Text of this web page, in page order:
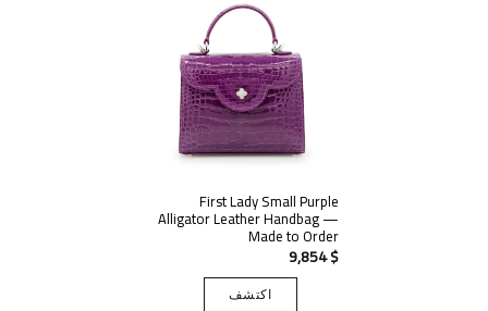
First Lady Small Purple
Alligator Leather Handbag —
Made to Order
9,854$
اكتشف